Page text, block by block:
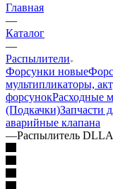
Главная
—
Каталог
—
Распылители
Форсунки новые
мультипликаторы,
форсунокРасходные
(Подкачки)Запчасти
аварийные клапана
—Распылитель